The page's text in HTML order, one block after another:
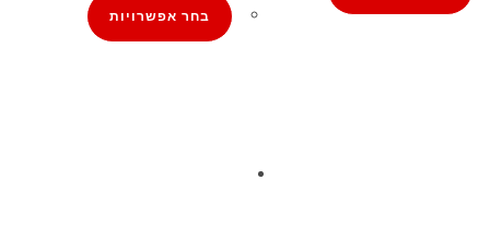
בחר אפשרויות